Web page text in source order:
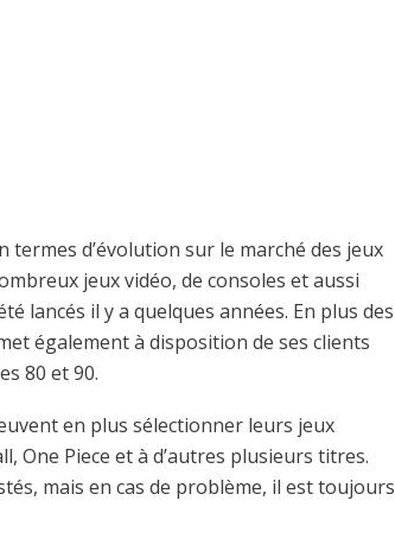
termes d’évolution sur le marché des jeux
jeux vidéo, de consoles et aussi
lancés il y a quelques années. En plus des
également à disposition de ses clients
80 et 90.
en plus sélectionner leurs jeux
One Piece et à d’autres plusieurs titres.
mais en cas de problème, il est toujours